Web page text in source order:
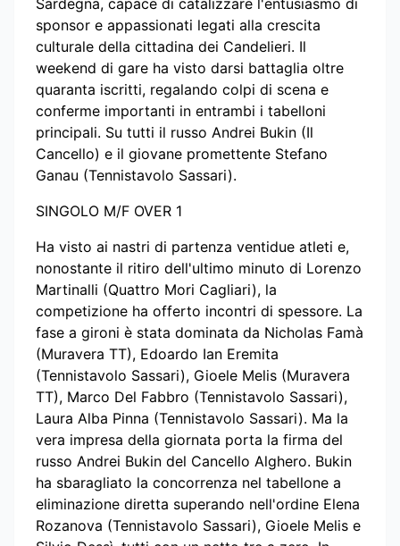
sponsor e appassionati legati alla crescita
culturale della cittadina dei Candelieri. Il
weekend di gare ha visto darsi battaglia oltre
quaranta iscritti, regalando colpi di scena e
conferme importanti in entrambi i tabelloni
principali. Su tutti il russo Andrei Bukin (Il
Cancello) e il giovane promettente Stefano
Ganau (Tennistavolo Sassari).
SINGOLO M/F OVER 1
Ha visto ai nastri di partenza ventidue atleti e,
nonostante il ritiro dell'ultimo minuto di Lorenzo
Martinalli (Quattro Mori Cagliari), la
competizione ha offerto incontri di spessore. La
fase a gironi è stata dominata da Nicholas Famà
(Muravera TT), Edoardo Ian Eremita
(Tennistavolo Sassari), Gioele Melis (Muravera
TT), Marco Del Fabbro (Tennistavolo Sassari),
Laura Alba Pinna (Tennistavolo Sassari). Ma la
vera impresa della giornata porta la firma del
russo Andrei Bukin del Cancello Alghero. Bukin
ha sbaragliato la concorrenza nel tabellone a
eliminazione diretta superando nell'ordine Elena
Rozanova (Tennistavolo Sassari), Gioele Melis e